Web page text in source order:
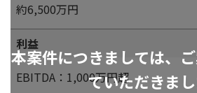
本案件につきましては、
ていただきまし
約6,500万円
利益
EBITDA：1,000万円超